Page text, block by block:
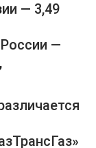
— 3,49
России —
»